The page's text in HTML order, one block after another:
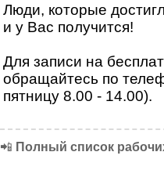
Люди, которые
и у Вас получится!
Для записи на
обращайтесь по
пятницу 8.00 - 14.00).
📲 Полный список